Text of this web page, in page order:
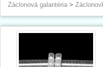
Záclonová galantéria >